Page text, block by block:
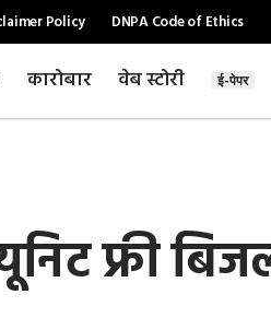
Policy DNPA Code of Ethics
कारोबार वेब स्टोरी ई-पेपर
फ्री